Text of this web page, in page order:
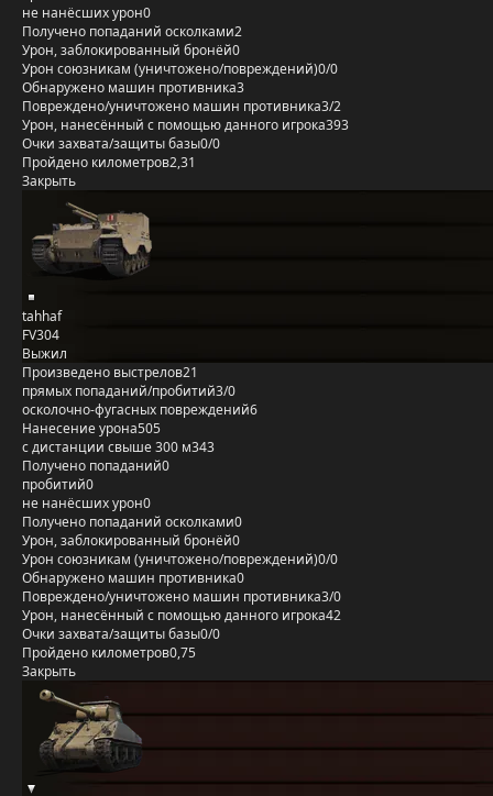
не нанёсших урон0
Получено попаданий осколками2
Урон, заблокированный бронёй0
Урон союзникам (уничтожено/повреждений)0/0
Обнаружено машин противника3
Повреждено/уничтожено машин противника3/2
Урон, нанесённый с помощью данного игрока393
Очки захвата/защиты базы0/0
Пройдено километров2,31
Закрыть
tahhaf
FV304
Выжил
Произведено выстрелов21
прямых попаданий/пробитий3/0
осколочно-фугасных повреждений6
Нанесение урона505
с дистанции свыше 300 м343
Получено попаданий0
пробитий0
не нанёсших урон0
Получено попаданий осколками0
Урон, заблокированный бронёй0
Урон союзникам (уничтожено/повреждений)0/0
Обнаружено машин противника0
Повреждено/уничтожено машин противника3/0
Урон, нанесённый с помощью данного игрока42
Очки захвата/защиты базы0/0
Пройдено километров0,75
Закрыть